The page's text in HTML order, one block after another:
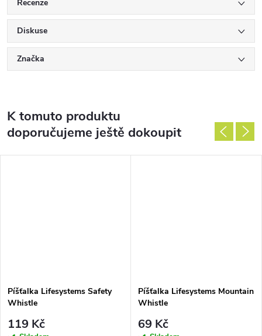
Recenze
Diskuse
Značka
K tomuto produktu
doporučujeme ještě dokoupit
Píšťalka Lifesystems Safety
Whistle
119 Kč
Píšťalka Lifesystems Mountain
Whistle
69 Kč